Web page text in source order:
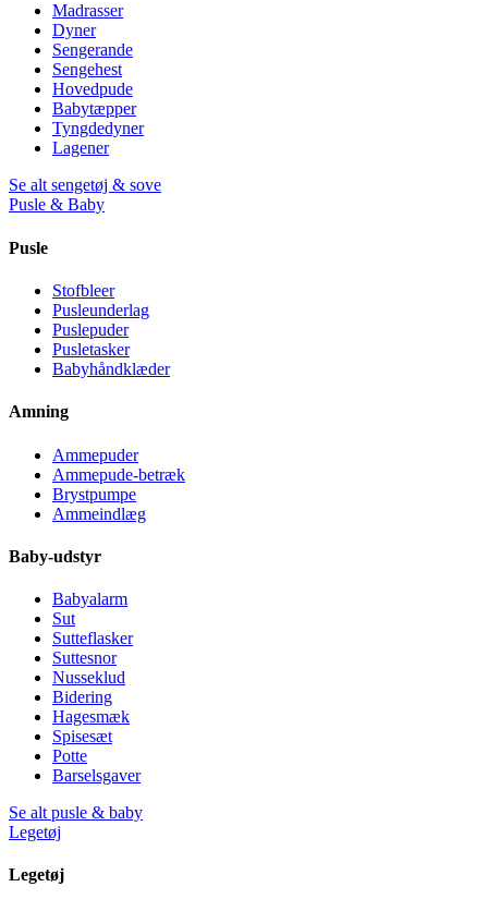
Madrasser
Dyner
Sengerande
Sengehest
Hovedpude
Babytæpper
Tyngdedyner
Lagener
Se alt sengetøj & sove
Pusle & Baby
Pusle
Stofbleer
Pusleunderlag
Puslepuder
Pusletasker
Babyhåndklæder
Amning
Ammepuder
Ammepude-betræk
Brystpumpe
Ammeindlæg
Baby-udstyr
Babyalarm
Sut
Sutteflasker
Suttesnor
Nusseklud
Bidering
Hagesmæk
Spisesæt
Potte
Barselsgaver
Se alt pusle & baby
Legetøj
Legetøj